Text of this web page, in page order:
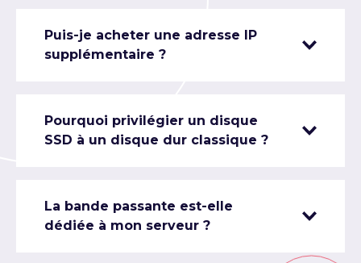
Puis-je acheter une adresse IP
supplémentaire ?
Pourquoi privilégier un disque
SSD à un disque dur classique ?
La bande passante est-elle
dédiée à mon serveur ?